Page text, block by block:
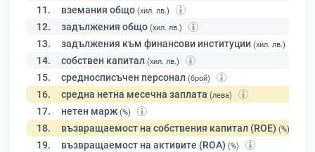
11. вземания общо (хил. лв.)
12. задължения общо (хил. лв.)
13. задължения към финансови институции (хил. лв.)
14. собствен капитал (хил. лв.)
15. средносписъчен персонал (брой)
16. средна нетна месечна заплата (лева)
17. нетен марж (%)
18. възвращаемост на собствения капитал (ROE) (%)
19. възвращаемост на активите (ROA) (%)